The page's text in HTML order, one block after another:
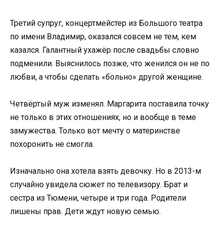
Третий супруг, концертмейстер из Большого театра
по имени Владимир, оказался совсем не тем, кем
казался. Галантный ухажёр после свадьбы словно
подменили. Выяснилось позже, что женился он не по
любви, а чтобы сделать «больно» другой женщине.
Четвёртый муж изменял. Маргарита поставила точку
не только в этих отношениях, но и вообще в теме
замужества. Только вот мечту о материнстве
похоронить не смогла.
Изначально она хотела взять девочку. Но в 2013-м
случайно увидела сюжет по телевизору. Брат и
сестра из Тюмени, четыре и три года. Родители
лишены прав. Дети ждут новую семью.